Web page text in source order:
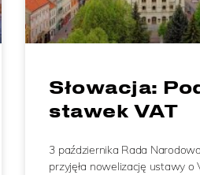
Słowacja:
stawek VAT
3 października Rada
przyjęła nowelizację ustawy o